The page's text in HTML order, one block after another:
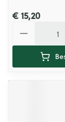
€ 15,20